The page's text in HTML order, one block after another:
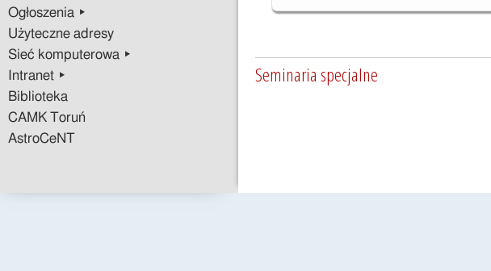
Ogłoszenia ▸
Użyteczne adresy
Sieć komputerowa ▸
Intranet ▸
Biblioteka
CAMK Toruń
AstroCeNT
Seminaria specjalne